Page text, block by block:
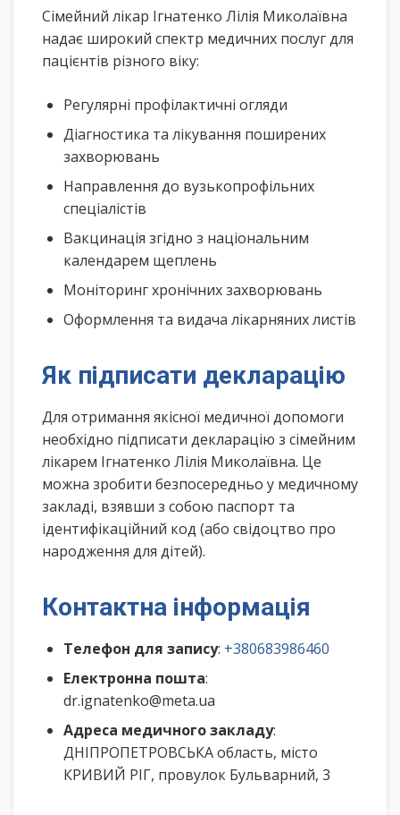
Сімейний лікар Ігнатенко Лілія Миколаївна
надає широкий спектр медичних послуг для
пацієнтів різного віку:
Регулярні профілактичні огляди
Діагностика та лікування поширених
захворювань
Направлення до вузькопрофільних
спеціалістів
Вакцинація згідно з національним
календарем щеплень
Моніторинг хронічних захворювань
Оформлення та видача лікарняних листів
Як підписати декларацію
Для отримання якісної медичної допомоги
необхідно підписати декларацію з сімейним
лікарем Ігнатенко Лілія Миколаївна. Це
можна зробити безпосередньо у медичному
закладі, взявши з собою паспорт та
ідентифікаційний код (або свідоцтво про
народження для дітей).
Контактна інформація
Телефон для запису: +380683986460
Електронна пошта:
dr.ignatenko@meta.ua
Адреса медичного закладу:
ДНІПРОПЕТРОВСЬКА область, місто
КРИВИЙ РІГ, провулок Бульварний, 3